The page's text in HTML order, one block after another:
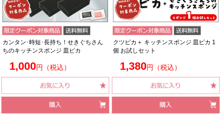
カンタン･時短･長持ち！せきぐちさん
ちのキッチンスポンジ 皿ピカ
クツピカ＋ キッチンスポンジ 皿ピカ 1
個 お試しセット
1,000円（税込） 1,380円（税込）